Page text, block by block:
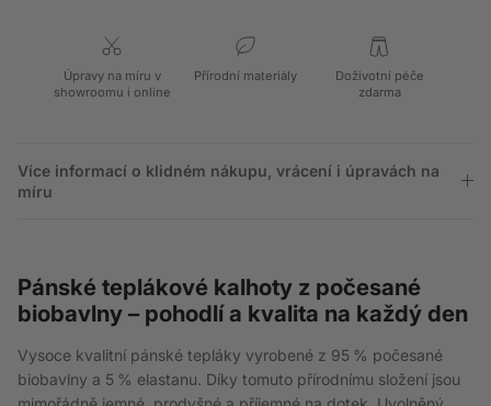
Úpravy na míru v
showroomu i online
Přírodní materiály
Doživotní péče
zdarma
Více informací o klidném nákupu, vrácení i úpravách na
míru
Pánské teplákové kalhoty z počesané
biobavlny – pohodlí a kvalita na každý den
Vysoce kvalitní pánské tepláky vyrobené z 95 % počesané
biobavlny a 5 % elastanu. Díky tomuto přírodnímu složení jsou